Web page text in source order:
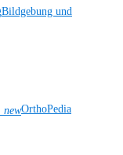
Bildgebung und
OrthoPedia